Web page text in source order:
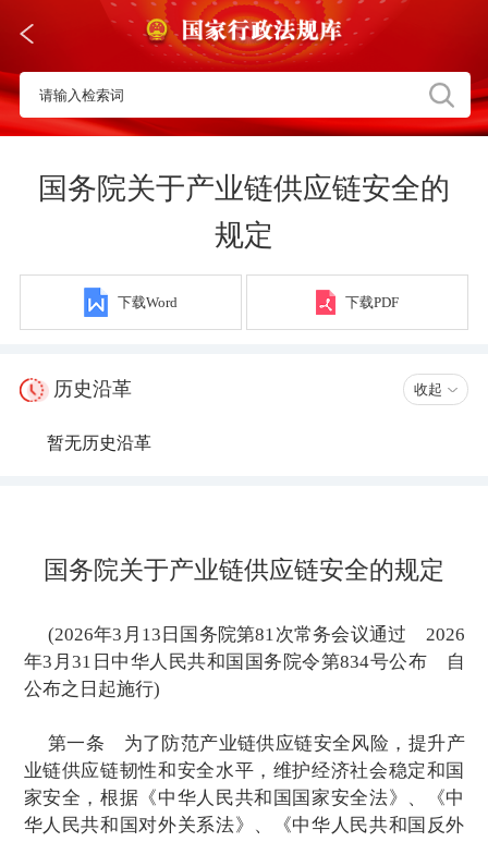
国务院关于产业链供应链安全的
规定
下载Word 下载PDF
历史沿革 收起
暂无历史沿革
(2026年3月13日国务院第81次常务会议
年3月31日中华人民共和国国务院令第834